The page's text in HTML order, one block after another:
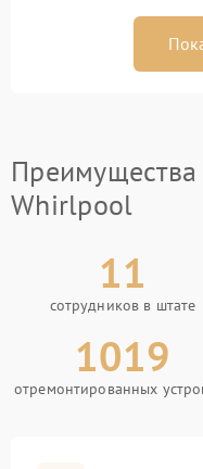
Преимущества
Whirlpool
11
сотрудников в штате
1019
отремонтированных